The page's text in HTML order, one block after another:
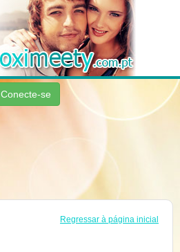
Conecte-se
Regressar à página inicial